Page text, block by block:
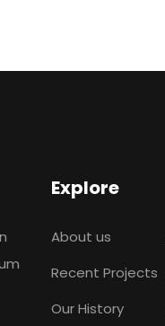
Explore
About us
Recent Projects
Our History